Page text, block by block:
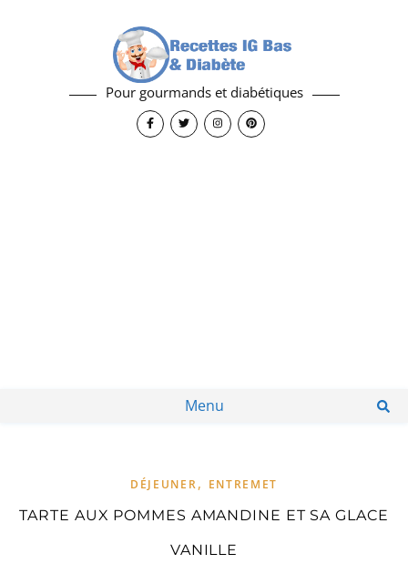
Pour gourmands et diabétiques
Menu
DÉJEUNER, ENTREMET
TARTE AUX POMMES AMANDINE ET SA GLACE
VANILLE